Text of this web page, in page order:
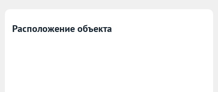
Расположение объекта